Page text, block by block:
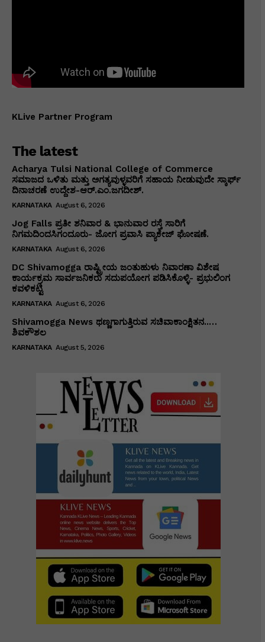
KLive Partner Program
The latest
Acharya Tulsi National College of Commerce
ಸಮಾಜದ ಒಳಿತು ಮತ್ತು ಅಗತ್ಯವುಳ್ಳವರಿಗೆ ಸಹಾಯ ನೀಡುವುದೇ ಸ್ಕಾರ್ಫ್
ದಿನಾಚರಣೆ ಉದ್ದೇಶ-ಆರ್.ಎಂ.ಜಗದೀಶ್.
KARNATAKA August 6, 2026
Jog Falls ಪ್ರತೀ ಶನಿವಾರ & ಭಾನುವಾರ ರಸ್ತೆ ಸಾರಿಗೆ
ನಿಗಮದಿಂದಸಿಗಂದೂರು- ಜೋಗ ಪ್ರವಾಸಿ ಪ್ಯಾಕೇಜ್ ಘೋಷಣೆ.
KARNATAKA August 6, 2026
DC Shivamogga ರಾಷ್ಟ್ರೀಯ ಜಂತುಹುಳು ನಿವಾರಣಾ ವಿಶೇಷ
ಕಾರ್ಯಕ್ರಮ ಸಾರ್ವಜನಿಕರು ಸದುಪಯೋಗ ಪಡಿಸಿಕೊಳ್ಳಿ- ಪ್ರಭುಲಿಂಗ
ಕವಳಿಕಟ್ಟಿ
KARNATAKA August 6, 2026
Shivamogga News ಥಣ್ಣಗಾಗುತ್ತಿರುವ ಸಚಿವಾಕಾಂಕ್ಷಿತನ..…
ಶಿವಕೌಶಲ
KARNATAKA August 5, 2026